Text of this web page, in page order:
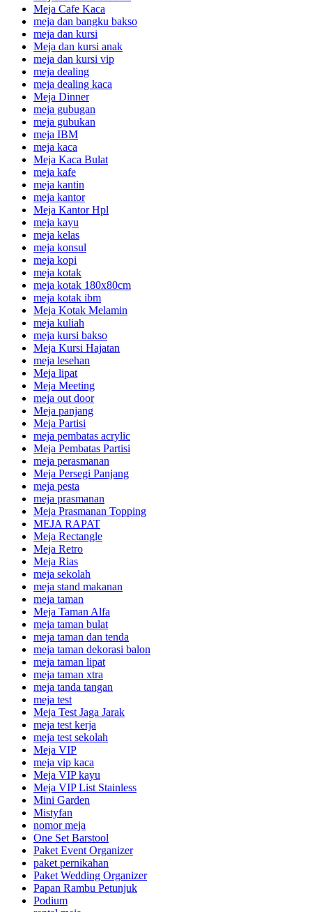
Meja Cafe Kaca
meja dan bangku bakso
meja dan kursi
Meja dan kursi anak
meja dan kursi vip
meja dealing
meja dealing kaca
Meja Dinner
meja gubugan
meja gubukan
meja IBM
meja kaca
Meja Kaca Bulat
meja kafe
meja kantin
meja kantor
Meja Kantor Hpl
meja kayu
meja kelas
meja konsul
meja kopi
meja kotak
meja kotak 180x80cm
meja kotak ibm
Meja Kotak Melamin
meja kuliah
meja kursi bakso
Meja Kursi Hajatan
meja lesehan
Meja lipat
Meja Meeting
meja out door
Meja panjang
Meja Partisi
meja pembatas acrylic
Meja Pembatas Partisi
meja perasmanan
Meja Persegi Panjang
meja pesta
meja prasmanan
Meja Prasmanan Topping
MEJA RAPAT
Meja Rectangle
Meja Retro
Meja Rias
meja sekolah
meja stand makanan
meja taman
Meja Taman Alfa
meja taman bulat
meja taman dan tenda
meja taman dekorasi balon
meja taman lipat
meja taman xtra
meja tanda tangan
meja test
Meja Test Jaga Jarak
meja test kerja
meja test sekolah
Meja VIP
meja vip kaca
Meja VIP kayu
Meja VIP List Stainless
Mini Garden
Mistyfan
nomor meja
One Set Barstool
Paket Event Organizer
paket pernikahan
Paket Wedding Organizer
Papan Rambu Petunjuk
Podium